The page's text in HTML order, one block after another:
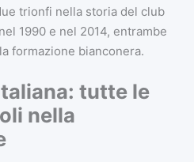
trionfi nella storia del club
1990 e nel 2014, entrambe
formazione bianconera.
tutte le
nella